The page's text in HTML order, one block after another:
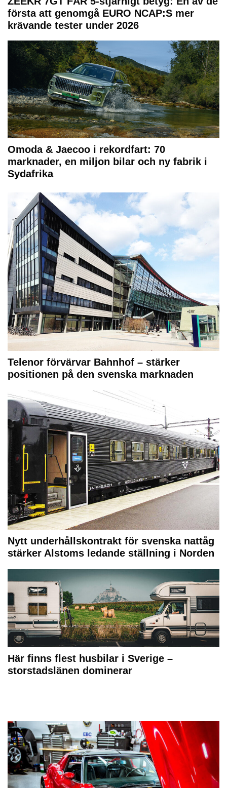
första att genomgå EURO NCAP:S mer
krävande tester under 2026
Omoda & Jaecoo i rekordfart: 70
marknader, en miljon bilar och ny fabrik i
Sydafrika
Telenor förvärvar Bahnhof – stärker
positionen på den svenska marknaden
Nytt underhållskontrakt för svenska nattåg
stärker Alstoms ledande ställning i Norden
Här finns flest husbilar i Sverige –
storstadslänen dominerar